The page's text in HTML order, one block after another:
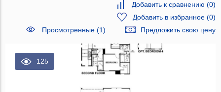
Добавить к сравнению (0)
Добавить в избранное(0)
Просмотренные (1)
Предложить свою цену
125